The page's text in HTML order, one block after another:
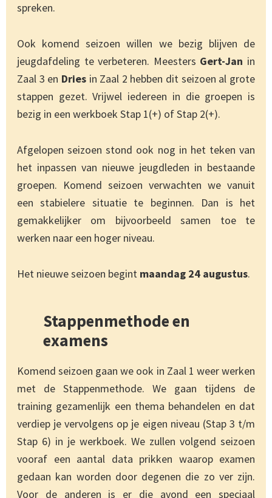
spreken.
Ook komend seizoen willen we bezig blijven de
jeugdafdeling te verbeteren. Meesters Gert-Jan in
Zaal 3 en Dries in Zaal 2 hebben dit seizoen al grote
stappen gezet. Vrijwel iedereen in die groepen is
bezig in een werkboek Stap 1(+) of Stap 2(+).
Afgelopen seizoen stond ook nog in het teken van
het inpassen van nieuwe jeugdleden in bestaande
groepen. Komend seizoen verwachten we vanuit
een stabielere situatie te beginnen. Dan is het
gemakkelijker om bijvoorbeeld samen toe te
werken naar een hoger niveau.
Het nieuwe seizoen begint maandag 24 augustus.
Stappenmethode en
examens
Komend seizoen gaan we ook in Zaal 1 weer werken
met de Stappenmethode. We gaan tijdens de
training gezamenlijk een thema behandelen en dat
verdiep je vervolgens op je eigen niveau (Stap 3 t/m
Stap 6) in je werkboek. We zullen volgend seizoen
vooraf een aantal data prikken waarop examen
gedaan kan worden door degenen die zo ver zijn.
Voor de anderen is er die avond een speciaal